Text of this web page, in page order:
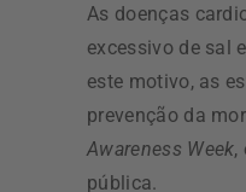
As doenças
excessivo de sal
este motivo, as
prevenção da
Awareness Week,
pública.